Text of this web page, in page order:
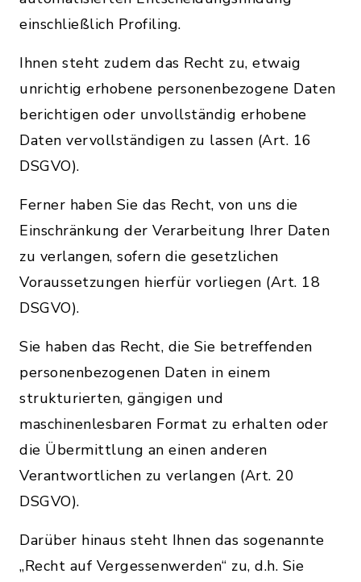
einschließlich Profiling.
Ihnen steht zudem das Recht zu, etwaig
unrichtig erhobene personenbezogene Daten
berichtigen oder unvollständig erhobene
Daten vervollständigen zu lassen (Art. 16
DSGVO).
Ferner haben Sie das Recht, von uns die
Einschränkung der Verarbeitung Ihrer Daten
zu verlangen, sofern die gesetzlichen
Voraussetzungen hierfür vorliegen (Art. 18
DSGVO).
Sie haben das Recht, die Sie betreffenden
personenbezogenen Daten in einem
strukturierten, gängigen und
maschinenlesbaren Format zu erhalten oder
die Übermittlung an einen anderen
Verantwortlichen zu verlangen (Art. 20
DSGVO).
Darüber hinaus steht Ihnen das sogenannte
„Recht auf Vergessenwerden“ zu, d.h. Sie